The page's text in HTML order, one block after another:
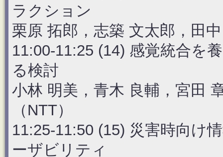
ラクション
栗原 拓郎，志築 文太郎，田
11:00-11:25 (14) 感覚統合を
る検討
小林 明美，青木 良輔，宮田
（NTT）
11:25-11:50 (15) 災害時向け
ーザビリティ